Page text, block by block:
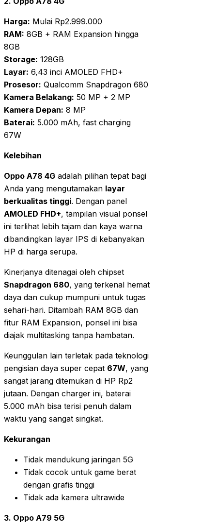
Harga: Mulai Rp2.999.000
RAM: 8GB + RAM Expansion hingga
8GB
Storage: 128GB
Layar: 6,43 inci AMOLED FHD+
Prosesor: Qualcomm Snapdragon 680
Kamera Belakang: 50 MP + 2 MP
Kamera Depan: 8 MP
Baterai: 5.000 mAh, fast charging
67W
Kelebihan
Oppo A78 4G adalah pilihan tepat bagi
Anda yang mengutamakan layar
berkualitas tinggi. Dengan panel
AMOLED FHD+, tampilan visual ponsel
ini terlihat lebih tajam dan kaya warna
dibandingkan layar IPS di kebanyakan
HP di harga serupa.
Kinerjanya ditenagai oleh chipset
Snapdragon 680, yang terkenal hemat
daya dan cukup mumpuni untuk tugas
sehari-hari. Ditambah RAM 8GB dan
fitur RAM Expansion, ponsel ini bisa
diajak multitasking tanpa hambatan.
Keunggulan lain terletak pada teknologi
pengisian daya super cepat 67W, yang
sangat jarang ditemukan di HP Rp2
jutaan. Dengan charger ini, baterai
5.000 mAh bisa terisi penuh dalam
waktu yang sangat singkat.
Kekurangan
Tidak mendukung jaringan 5G
Tidak cocok untuk game berat
dengan grafis tinggi
Tidak ada kamera ultrawide
3. Oppo A79 5G